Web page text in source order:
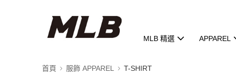
MLB 精選 APPAREL
首頁 服飾 APPAREL T-SHIRT